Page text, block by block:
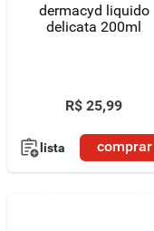
dermacyd liquido
delicata 200ml
R$ 25,99
lista comprar